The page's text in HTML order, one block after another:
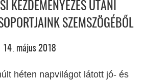
KEZDEMÉNYEZÉS UTÁNI
SZEMSZÖGÉBŐL
14. május 2018
héten napvilágot látott jó- és